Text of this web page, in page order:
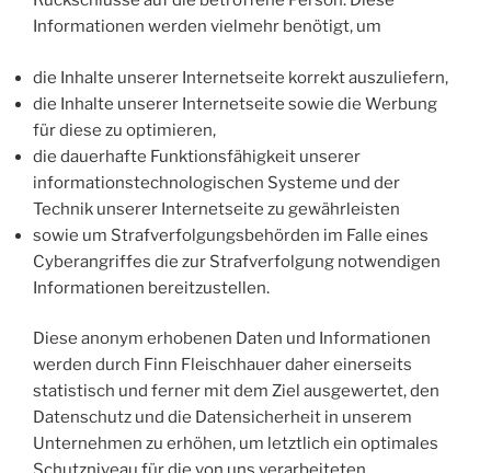
Informationen werden vielmehr benötigt, um
die Inhalte unserer Internetseite korrekt auszuliefern,
die Inhalte unserer Internetseite sowie die Werbung
für diese zu optimieren,
die dauerhafte Funktionsfähigkeit unserer
informationstechnologischen Systeme und der
Technik unserer Internetseite zu gewährleisten
sowie um Strafverfolgungsbehörden im Falle eines
Cyberangriffes die zur Strafverfolgung notwendigen
Informationen bereitzustellen.
Diese anonym erhobenen Daten und Informationen
werden durch Finn Fleischhauer daher einerseits
statistisch und ferner mit dem Ziel ausgewertet, den
Datenschutz und die Datensicherheit in unserem
Unternehmen zu erhöhen, um letztlich ein optimales